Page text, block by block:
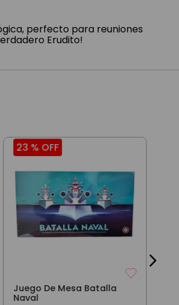
perfecto para reuniones
Erudito!
23 % OFF
Juego De Mesa Batalla
Naval